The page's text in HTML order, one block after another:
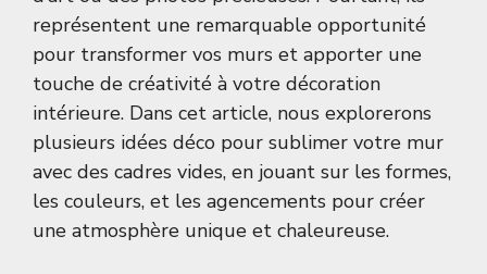
représentent une remarquable opportunité
pour transformer vos murs et apporter une
touche de créativité à votre décoration
intérieure. Dans cet article, nous explorerons
plusieurs idées déco pour sublimer votre mur
avec des cadres vides, en jouant sur les formes,
les couleurs, et les agencements pour créer
une atmosphère unique et chaleureuse.